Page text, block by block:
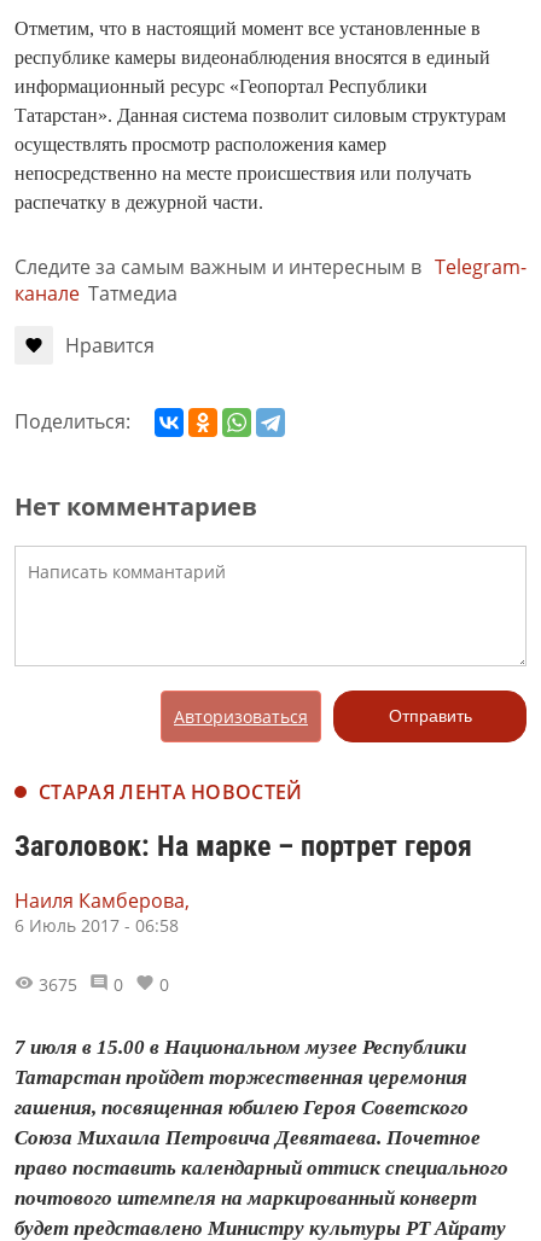
Отметим, что в настоящий момент все установленные в
республике камеры видеонаблюдения вносятся в единый
информационный ресурс «Геопортал Республики
Татарстан». Данная система позволит силовым структурам
осуществлять просмотр расположения камер
непосредственно на месте происшествия или получать
распечатку в дежурной части.
Следите за самым важным и интересным в Telegram-
канале Татмедиа
Нравится
Поделиться:
Нет комментариев
Авторизоваться Отправить
СТАРАЯ ЛЕНТА НОВОСТЕЙ
Заголовок: На марке – портрет героя
Наиля Камберова,
6 Июль 2017 - 06:58
3675 0 0
7 июля в 15.00 в Национальном музее Республики
Татарстан пройдет торжественная церемония
гашения, посвященная юбилею Героя Советского
Союза Михаила Петровича Девятаева. Почетное
право поставить календарный оттиск специального
почтового штемпеля на маркированный конверт
будет представлено Министру культуры РТ Айрату